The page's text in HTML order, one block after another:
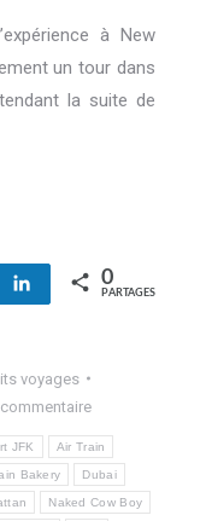
à New
un tour dans
la suite de
Partagez
0
PARTAGES
voyages
JFK Air Train
Bakery Dubai
Naked Cow Boy